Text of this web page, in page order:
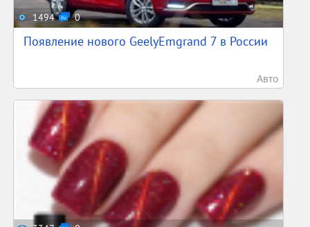
1494 0
Появление нового GeelyEmgrand 7 в России
Авто